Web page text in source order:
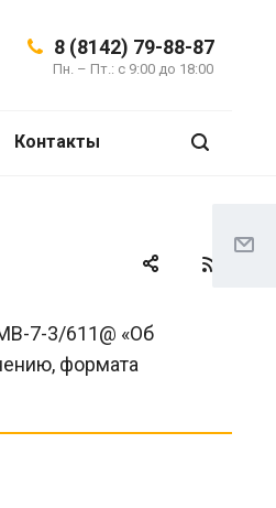
8 (8142) 79-88-87
Пн. – Пт.: с 9:00 до 18:00
Контакты
7-3/611@ «Об
формата